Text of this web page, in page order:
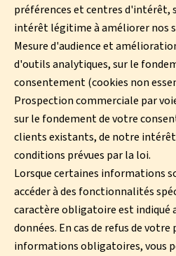
préférences et centres d'intérêt,
intérêt légitime à améliorer nos
Mesure d'audience et
d'outils analytiques, sur le
consentement (cookies non
Prospection commerciale par
sur le fondement de votre
clients existants, de notre
conditions prévues par la loi.
Lorsque certaines informations
accéder à des fonctionnalités
caractère obligatoire est indiqué
données. En cas de refus de
informations obligatoires, vous